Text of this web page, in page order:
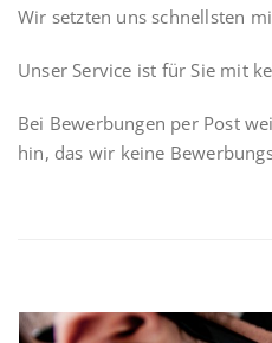
Wir setzten uns schnellsten
Unser Service ist für Sie mit
Bei Bewerbungen per Post
hin, das wir keine